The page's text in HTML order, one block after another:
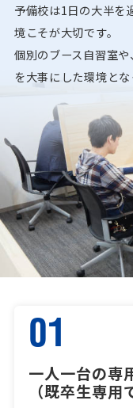
予備校は1日の大半を
境こそが大切です。
個別のブース自習室
を大事にした環境とな
01
一人一台の専
（既卒生専用